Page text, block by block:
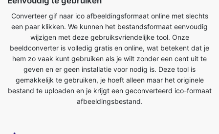
beeldconverter is volledig gratis en online, wat betekent dat je
hem zo vaak kunt gebruiken als je wilt zonder een cent uit te
geven en er geen installatie voor nodig is. Deze tool is
gemakkelijk te gebruiken, je hoeft alleen maar het originele
bestand te uploaden en je krijgt een geconverteerd ico-formaat
afbeeldingsbestand.